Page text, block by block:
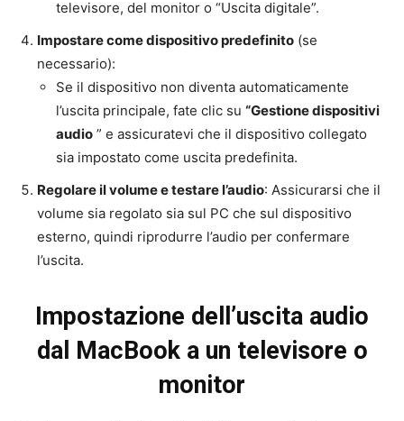
televisore, del monitor o “Uscita digitale”.
Impostare come dispositivo predefinito (se
necessario):
Se il dispositivo non diventa automaticamente
l’uscita principale, fate clic su “Gestione dispositivi
audio ” e assicuratevi che il dispositivo collegato
sia impostato come uscita predefinita.
Regolare il volume e testare l’audio: Assicurarsi che il
volume sia regolato sia sul PC che sul dispositivo
esterno, quindi riprodurre l’audio per confermare
l’uscita.
Impostazione dell’uscita audio
dal MacBook a un televisore o
monitor